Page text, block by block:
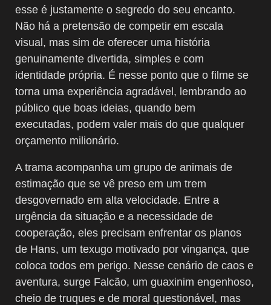
esse é justamente o segredo do seu encanto.
Não há a pretensão de competir em escala
visual, mas sim de oferecer uma história
genuinamente divertida, simples e com
identidade própria. É nesse ponto que o filme se
torna uma experiência agradável, lembrando ao
público que boas ideias, quando bem
executadas, podem valer mais do que qualquer
orçamento milionário.
A trama acompanha um grupo de animais de
estimação que se vê preso em um trem
desgovernado em alta velocidade. Entre a
urgência da situação e a necessidade de
cooperação, eles precisam enfrentar os planos
de Hans, um texugo motivado por vingança, que
coloca todos em perigo. Nesse cenário de caos e
aventura, surge Falcão, um guaxinim engenhoso,
cheio de truques e de moral questionável, mas